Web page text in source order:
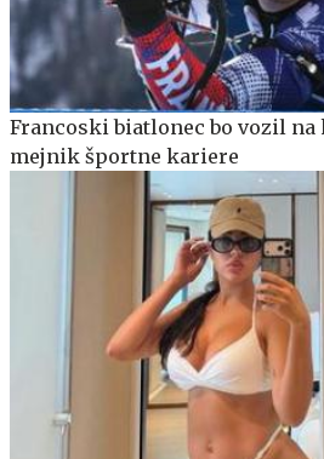
Francoski biatlonec bo vozil
mejnik športne kariere